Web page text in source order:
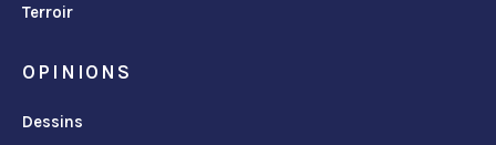
Terroir
OPINIONS
Dessins